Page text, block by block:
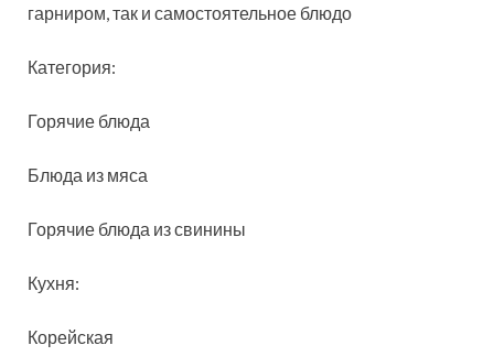
гарниром, так и самостоятельное блюдо
Категория:
Горячие блюда
Блюда из мяса
Горячие блюда из свинины
Кухня:
Корейская